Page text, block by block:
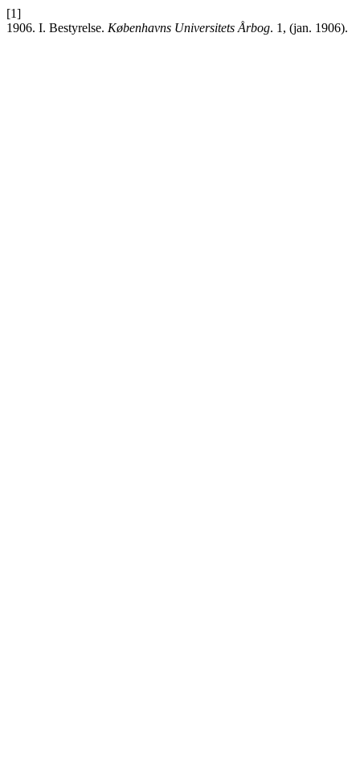
[1]
1906. I. Bestyrelse. Københavns Universitets Årbog. 1, (jan. 1906).